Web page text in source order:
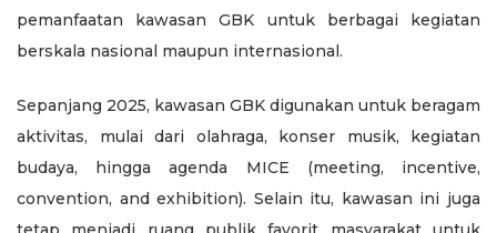
pemanfaatan kawasan GBK untuk berbagai kegiatan
berskala nasional maupun internasional.
Sepanjang 2025, kawasan GBK digunakan untuk beragam
aktivitas, mulai dari olahraga, konser musik, kegiatan
budaya, hingga agenda MICE (meeting, incentive,
convention, and exhibition). Selain itu, kawasan ini juga